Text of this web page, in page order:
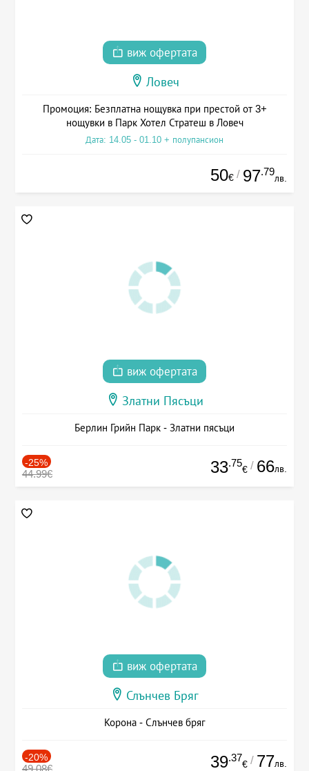
виж офертата
Ловеч
Промоция: Безплатна нощувка при престой от 3+
нощувки в Парк Хотел Стратеш в Ловеч
Дата: 14.05 - 01.10 + полупансион
50€ / 97.79
лв.
виж офертата
Златни Пясъци
Берлин Грийн Парк - Златни пясъци
-25%
44.99€ 33.75
€ / 66лв.
виж офертата
Слънчев Бряг
Корона - Слънчев бряг
-20%
49.08€ 39.37
€ / 77лв.